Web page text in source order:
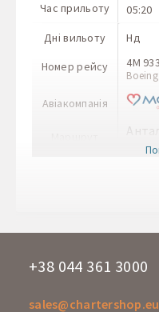
Час прильоту
05:20
Дні вильоту
Номер рейсу
Авіакомпанія
Нд
4M 933
AYT
Boeing
+38 044 361 3000
sales@chartershop.eu